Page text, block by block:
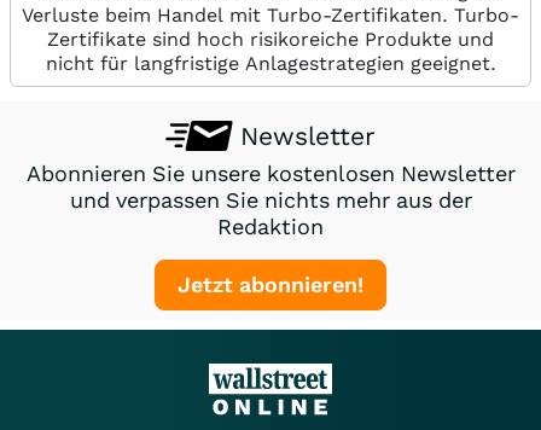
Verluste beim Handel mit Turbo-Zertifikaten. Turbo-
Zertifikate sind hoch risikoreiche Produkte und
nicht für langfristige Anlagestrategien geeignet.
Newsletter
Abonnieren Sie unsere kostenlosen Newsletter
und verpassen Sie nichts mehr aus der
Redaktion
Jetzt abonnieren!